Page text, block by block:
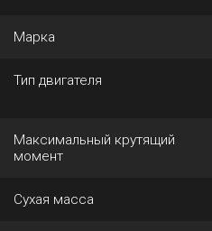
Марка
Тип двигателя
Максимальный крутящий
момент
Сухая масса